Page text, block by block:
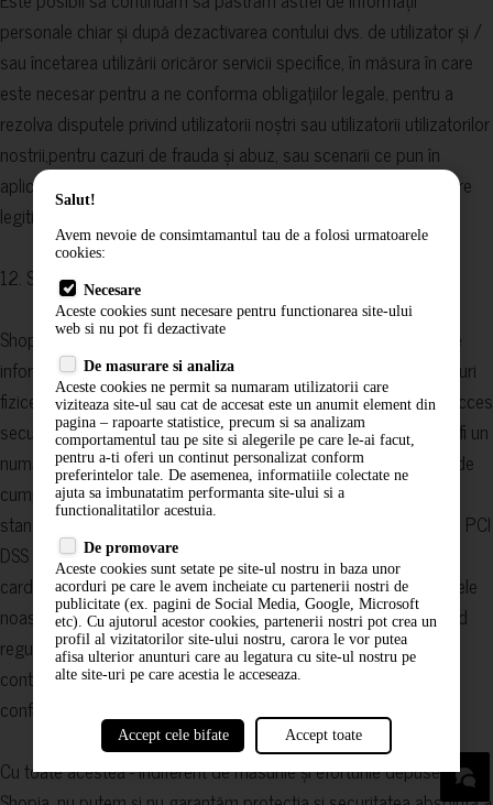
personale chiar și după dezactivarea contului dvs. de utilizator și /
sau încetarea utilizării oricăror servicii specifice, în măsura în care
este necesar pentru a ne conforma obligațiilor legale, pentru a
rezolva disputele privind utilizatorii noștri sau utilizatorii utilizatorilor
nostrii,pentru cazuri de frauda și abuz, sau scenarii ce pun în
aplicare acordurile noastre și / sau protejează interesele noastre
legitime.
12. Securitate
Shopia a implementat măsuri de securitate menite să protejeze
informațiile personale pe care le împărtășiți cu noi, inclusiv măsuri
fizice, electronice și procedurale. Printre altele, oferim HTTPS acces
securizat; transmiterea de informații de plată sensibile (cum ar fi un
număr de card de credit) prin intermediul formularelor noastre de
cumpărare desemnate este protejată de o conexiune criptată
standard SSL / TLS; și ne menținem în mod regulat o certificare PCI
DSS (standardul de securitate a datelor din industria acceptarii
cardurilor la plata). De asemenea, monitorizăm periodic sistemele
noastre pentru posibile vulnerabilități și atacuri și căutăm în mod
regulat metode noi și servicii ale terților pentru a îmbunătăți în
continuare securitatea serviciilor noastre și pentru a proteja
confidențialitatea vizitatorilor și a utilizatorilor noștri.
Cu toate acestea - indiferent de măsurile și eforturile depuse de
Salut!
Avem nevoie de consimtamantul tau de a folosi urmatoarele
cookies:
Necesare
Aceste cookies sunt necesare pentru functionarea site-ului
web si nu pot fi dezactivate
De masurare si analiza
Aceste cookies ne permit sa numaram utilizatorii care
viziteaza site-ul sau cat de accesat este un anumit element din
pagina – rapoarte statistice, precum si sa analizam
comportamentul tau pe site si alegerile pe care le-ai facut,
pentru a-ti oferi un continut personalizat conform
preferintelor tale. De asemenea, informatiile colectate ne
ajuta sa imbunatatim performanta site-ului si a
functionalitatilor acestuia.
De promovare
Aceste cookies sunt setate pe site-ul nostru in baza unor
acorduri pe care le avem incheiate cu partenerii nostri de
publicitate (ex. pagini de Social Media, Google, Microsoft
etc). Cu ajutorul acestor cookies, partenerii nostri pot crea un
profil al vizitatorilor site-ului nostru, carora le vor putea
afisa ulterior anunturi care au legatura cu site-ul nostru pe
alte site-uri pe care acestia le acceseaza.
Accept cele bifate Accept toate